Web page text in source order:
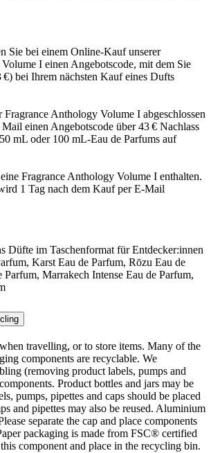
Sie bei einem Online-Kauf unserer
I einen Angebotscode, mit dem Sie
€) bei Ihrem nächsten Kauf eines Dufts
Anthology Volume I abgeschlossen
einen Angebotscode über 43 € Nachlass
mL oder 100 mL-Eau de Parfums auf
Fragrance Anthology Volume I enthalten.
1 Tag nach dem Kauf per E-Mail
Düfte im Taschenformat für Entdecker:innen
Karst Eau de Parfum, Rōzu Eau de
Marrakech Intense Eau de Parfum,
travelling, or to store items. Many of the
components are recyclable. We
(removing product labels, pumps and
Product bottles and jars may be
pumps, pipettes and caps should be placed
and pipettes may also be reused. Aluminium
separate the cap and place components
packaging is made from FSC® certified
component and place in the recycling bin.